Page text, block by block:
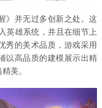
》并无过多创新之处。这
英雄系统，并且在细节上
秀的美术品质，游戏采用
以高品质的建模展示出精
美。